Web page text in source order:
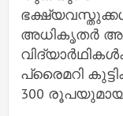
അധികൃതർ
പ്രൈമറി
300